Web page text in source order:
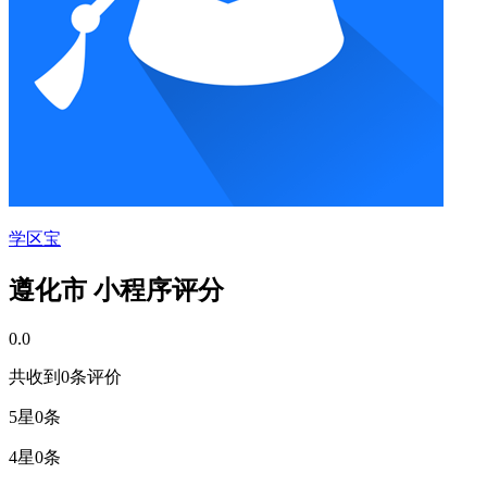
学区宝
遵化市 小程序评分
0.0
共收到0条评价
5星0条
4星0条